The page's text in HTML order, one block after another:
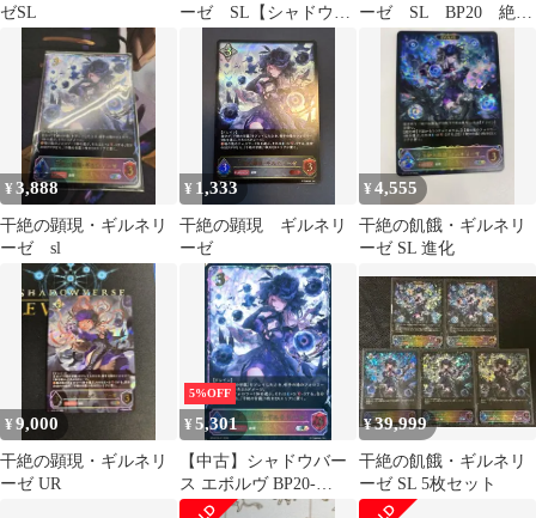
ゼSL
ーゼ SL【シャドウバ
ーゼ SL BP20 絶傑
を継ぐ者 シャドウバ
ースエボルヴ
Shadowverse EVOLVE
ちゅうてつ SL31
¥3,888
干絶の顕現・ギルネリ
ーゼ sl
¥ 1,333
干絶の顕現 ギルネリ
ーゼ
¥4,555
干絶の飢餓・ギルネリ
ーゼ SL 進化
¥9,000
干絶の顕現・ギルネリ
ーゼ UR
5%OFF
¥5,301
【中古】シャドウバー
ス エボルヴ BP20-
SL31[SL]：干絶の顕
¥39,999
干絶の飢餓・ギルネリ
ーゼ SL 5枚セット